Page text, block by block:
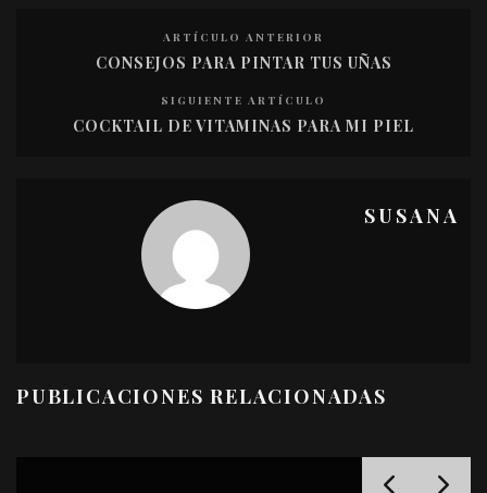
ARTÍCULO ANTERIOR
CONSEJOS PARA PINTAR TUS UÑAS
SIGUIENTE ARTÍCULO
COCKTAIL DE VITAMINAS PARA MI PIEL
SUSANA
PUBLICACIONES RELACIONADAS